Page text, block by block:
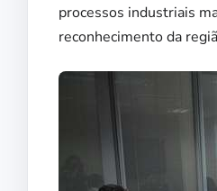
processos industriais
reconhecimento da